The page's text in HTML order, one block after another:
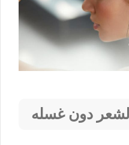
دون غسله